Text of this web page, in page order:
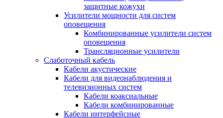
защитные кожухи
Усилители мощности для систем
оповещения
Комбинированные усилители систем
оповещения
Трансляционные усилители
Слаботочный кабель
Кабели акустические
Кабели для видеонаблюдения и
телевизионных систем
Кабели коаксиальные
Кабели комбинированные
Кабели интерфейсные